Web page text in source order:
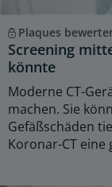
Plaques
Screening
könnte
Moderne CT-
machen. Sie
Gefäßschäden
Koronar-CT eine